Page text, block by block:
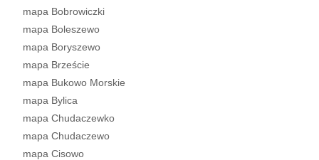
mapa Bobrowiczki
mapa Boleszewo
mapa Boryszewo
mapa Brzeście
mapa Bukowo Morskie
mapa Bylica
mapa Chudaczewko
mapa Chudaczewo
mapa Cisowo